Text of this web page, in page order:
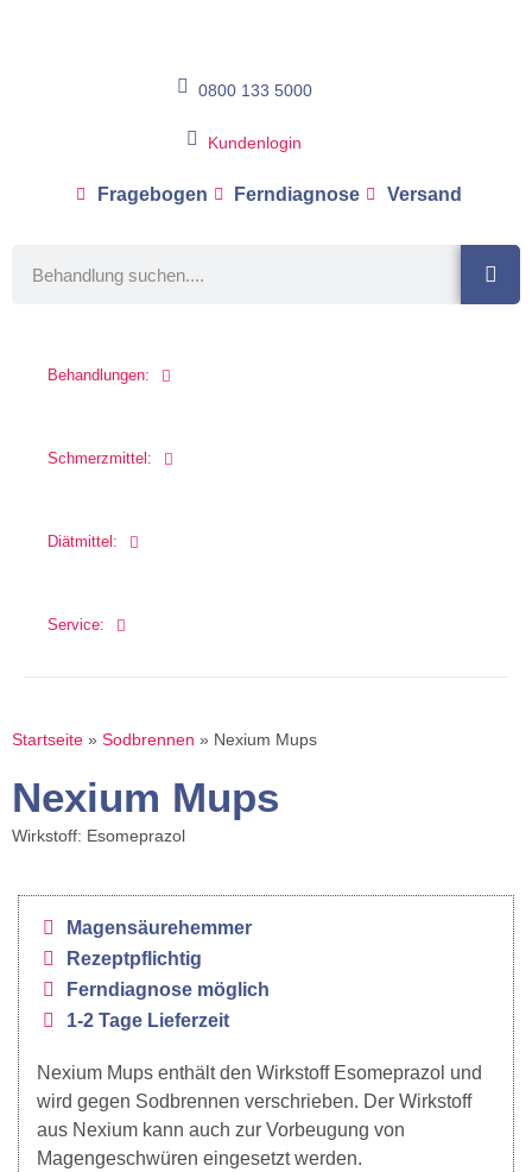
0800 133 5000
Kundenlogin
Fragebogen Ferndiagnose Versand
Behandlungen:
Schmerzmittel:
Diätmittel:
Service:
Startseite » Sodbrennen » Nexium Mups
Nexium Mups
Wirkstoff: Esomeprazol
Magensäurehemmer
Rezeptpflichtig
Ferndiagnose möglich
1-2 Tage Lieferzeit
Nexium Mups enthält den Wirkstoff Esomeprazol und
wird gegen Sodbrennen verschrieben. Der Wirkstoff
aus Nexium kann auch zur Vorbeugung von
Magengeschwüren eingesetzt werden.